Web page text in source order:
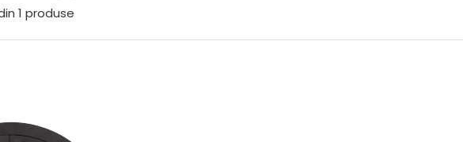
1 produse